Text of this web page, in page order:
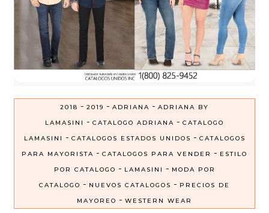
2018 - 2019 - ADRIANA - ADRIANA BY
LAMASINI
- CATALOGO ADRIANA - CATALOGO
LAMASINI
- CATALOGOS ESTADOS UNIDOS - CATALOGOS
PARA MAYORISTA - CATALOGOS PARA VENDER - ESTILO
POR CATALOGO - LAMASINI - MODA POR
CATALOGO - NUEVOS CATALOGOS - PRECIOS DE
MAYOREO - WESTERN WEAR